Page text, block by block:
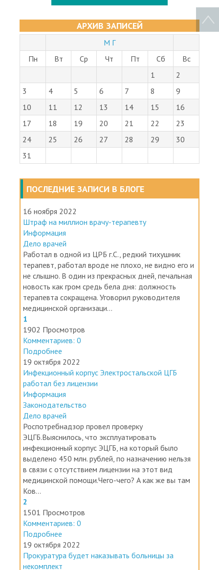
М Г
Пн
Вт Ср Чт Пт Сб
Вс
1
2
3
4 5 6 7 8
9
10
11 12 13 14 15
16
17
18 19 20 21 22
23
24
25 26 27 28 29
30
31
ПОСЛЕДНИЕ ЗАПИСИ В БЛОГЕ
16 ноября 2022
Штраф на миллион врачу-терапевту
Информация
Дело врачей
Работал в одной из ЦРБ г.С., редкий тихушник
терапевт, работал вроде не плохо, не видно его и
не слышно. В один из прекрасных дней, печальная
новость как гром средь бела дня: должность
терапевта сокращена. Уговорил руководителя
медицинской организаци...
1
1902 Просмотров
Комментариев: 0
Подробнее
19 октября 2022
Инфекционный корпус Электростальской ЦГБ
работал без лицензии
Информация
Законодательство
Дело врачей
Роспотребнадзор провел проверку
ЭЦГБ.Выяснилось, что эксплуатировать
инфекционный корпус ЭЦГБ, на который было
выделено 450 млн. рублей, по назначению нельзя
в связи с отсутствием лицензии на этот вид
медицинской помощи.Чего-чего? А как же вы там
Ков...
2
1501 Просмотров
Комментариев: 0
Подробнее
19 октября 2022
Прокуратура будет наказывать больницы за
некомплект
Информация